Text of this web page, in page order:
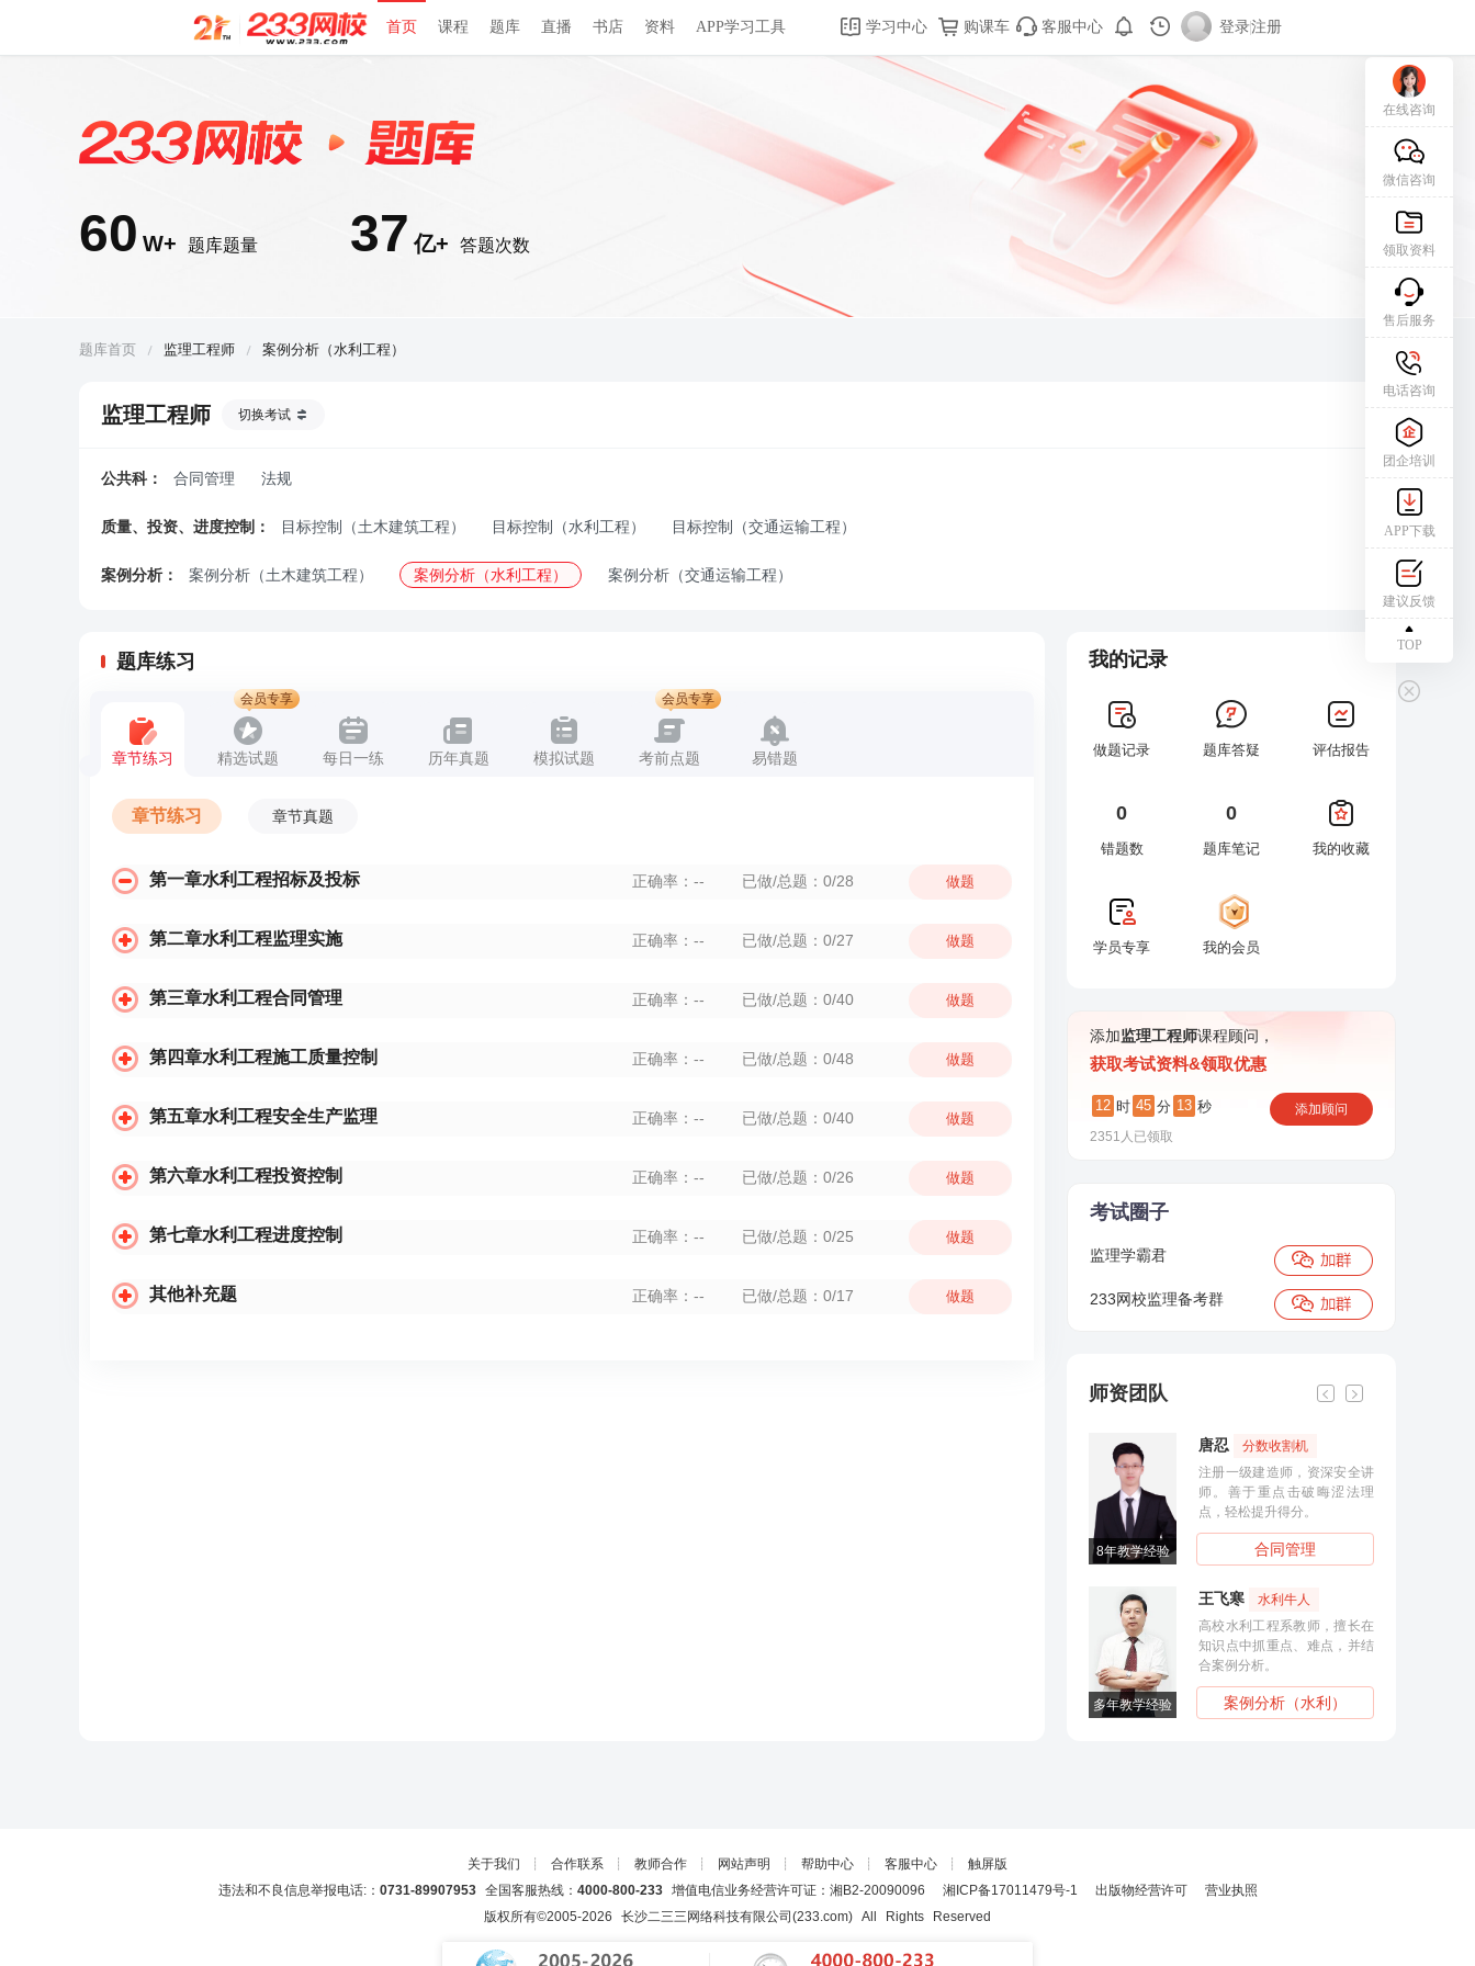
首页 课程 题库 直播 书店 资料 APP学习工具 学习中心 购课车 客服中心 登录|注册
60 W+ 题库题量 37 亿+ 答题次数
题库首页 监理工程师 案例分析（水利工程）
监理工程师 切换考试
公共科： 合同管理 法规
质量、投资、进度控制： 目标控制（土木建筑工程） 目标控制（水利工程） 目标控制（交通运输工程）
案例分析： 案例分析（土木建筑工程） 案例分析（水利工程） 案例分析（交通运输工程）
题库练习
章节练习
会员专享
精选试题 每日一练 历年真题 模拟试题
会员专享
考前点题 易错题
章节练习 章节真题
第一章水利工程招标及投标 正确率：-- 已做/总题：0/28 做题
第二章水利工程监理实施 正确率：-- 已做/总题：0/27 做题
第三章水利工程合同管理 正确率：-- 已做/总题：0/40 做题
第四章水利工程施工质量控制 正确率：-- 已做/总题：0/48 做题
第五章水利工程安全生产监理 正确率：-- 已做/总题：0/40 做题
第六章水利工程投资控制 正确率：-- 已做/总题：0/26 做题
第七章水利工程进度控制 正确率：-- 已做/总题：0/25 做题
其他补充题 正确率：-- 已做/总题：0/17 做题
我的记录
做题记录 题库答疑 评估报告
0
错题数
0
题库笔记 我的收藏
学员专享 我的会员
添加监理工程师课程顾问，
获取考试资料&领取优惠
12 时 45 分 12 秒
2351 人已领取
添加顾问
考试圈子
监理学霸君
233网校监理备考群
师资团队
8年教学经验
唐忍
分数收割机
注册一级建造师，资深安全讲
师。善于重点击破晦涩法理
点，轻松提升得分。
合同管理
多年教学经验
王飞寒
水利牛人
高校水利工程系教师，擅长在
知识点中抓重点、难点，并结
合案例分析。
案例分析（水利）
关于我们 ┊ 合作联系 ┊ 教师合作 ┊ 网站声明 ┊ 帮助中心 ┊ 客服中心 ┊ 触屏版
违法和不良信息举报电话:： 0731-89907953全国客服热线： 4000-800-233增值电信业务经营许可证：湘B2-20090096 湘ICP备17011479号-1 出版物经营许可
营业执照
版权所有©2005-2026 长沙二三三网络科技有限公司(233.com) All Rights Reserved
在线咨询
微信咨询
领取资料
售后服务
电话咨询
团企培训
APP下载
建议反馈
TOP